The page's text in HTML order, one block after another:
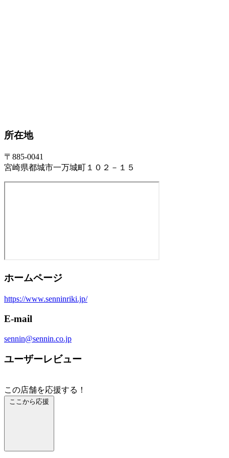
所在地
〒885-0041
宮崎県都城市一万城町１０２－１５
ホームページ
https://www.senninriki.jp/
E-mail
sennin@sennin.co.jp
ユーザーレビュー
この店舗を応援する！
ここから応援